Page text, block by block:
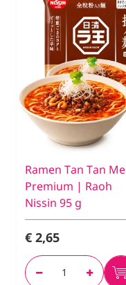
Ramen Tan Tan
Premium | Raoh
Nissin 95 g
€ 2,65